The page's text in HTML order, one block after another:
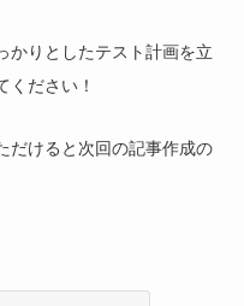
かりとしたテスト計画を立
ください！
だけると次回の記事作成の